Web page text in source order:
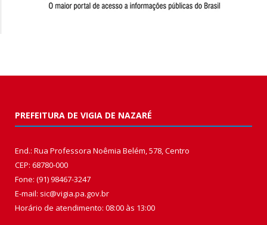
PREFEITURA DE VIGIA DE NAZARÉ
End.: Rua Professora Noêmia Belém, 578, Centro
CEP: 68780-000
Fone: (91) 98467-3247
E-mail: sic@vigia.pa.gov.br
Horário de atendimento: 08:00 às 13:00